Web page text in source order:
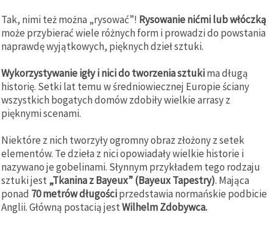
Tak, nimi też można „rysować”! Rysowanie nićmi lub włóczką
może przybierać wiele różnych form i prowadzi do powstania
naprawdę wyjątkowych, pięknych dzieł sztuki.
Wykorzystywanie igły i nici do tworzenia sztukima długą
historię. Setki lat temu w średniowiecznej Europie ściany
wszystkich bogatych domów zdobiły wielkie arrasy z
pięknymi scenami.
Niektóre z nich tworzyły ogromny obraz złożony z setek
elementów. Te dzieła z nici opowiadały wielkie historie i
nazywano je gobelinami. Słynnym przykładem tego rodzaju
sztuki jest„Tkanina z Bayeux” (Bayeux Tapestry). Mająca
ponad 70 metrów długościprzedstawia normańskie podbicie
Anglii. Główną postacią jestWilhelm Zdobywca.